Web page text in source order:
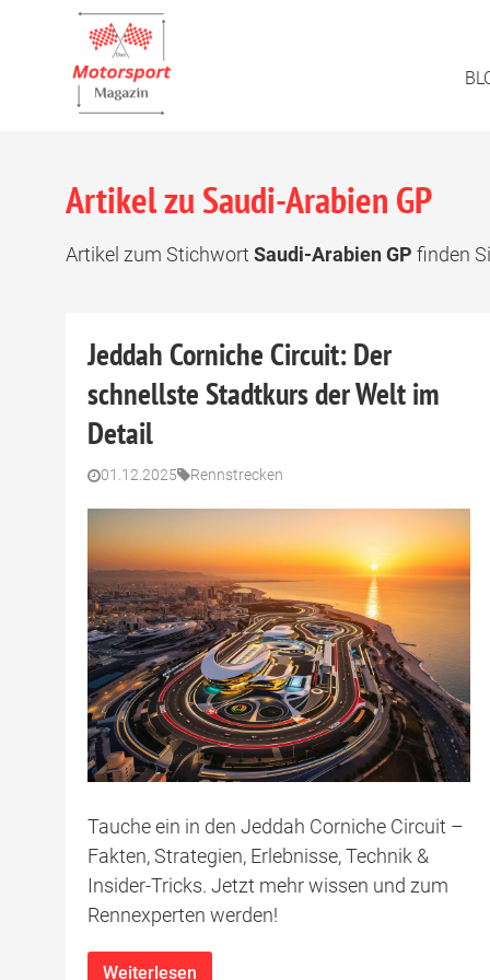
Artikel zu Saudi-Arabien GP
Artikel zum Stichwort Saudi-Arabien GP finden
Jeddah Corniche Circuit: Der
schnellste Stadtkurs der Welt im
Detail
01.12.2025 Rennstrecken
Tauche ein in den Jeddah Corniche Circuit –
Fakten, Strategien, Erlebnisse, Technik &
Insider-Tricks. Jetzt mehr wissen und zum
Rennexperten werden!
Weiterlesen